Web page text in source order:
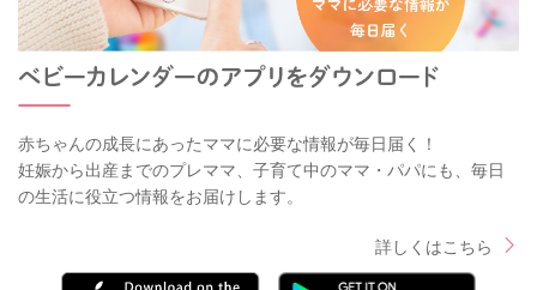
赤ちゃんの成長にあったママに必要な情報が毎日届く！
妊娠から出産までのプレママ、子育て中のママ・パパにも、毎日
の生活に役立つ情報をお届けします。
詳しくはこちら